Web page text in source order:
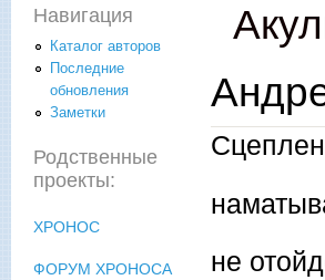
не
Навигация
Каталог авторов
Последние
обновления
Заметки
Родственные
проекты:
ХРОНОС
ФОРУМ ХРОНОСА